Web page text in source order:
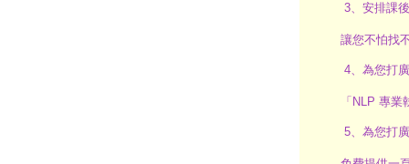
3、安排課
讓您不怕找
4、為您打
「NLP 專
5、為您打